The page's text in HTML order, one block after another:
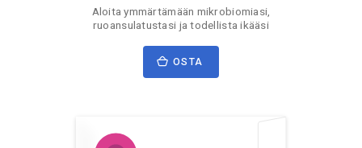
Aloita ymmärtämään mikrobiomiasi,
ruoansulatustasi ja todellista ikääsi
OSTA